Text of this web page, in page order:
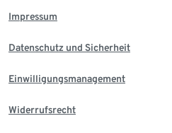
Impressum
Datenschutz und Sicherheit
Einwilligungsmanagement
Widerrufsrecht